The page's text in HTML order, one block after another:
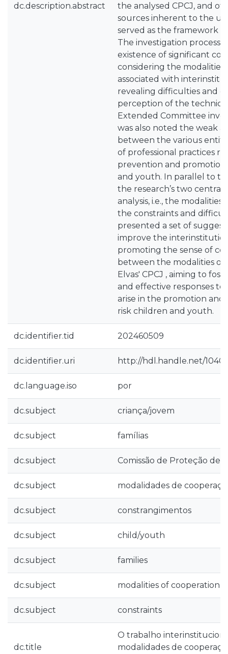
dc.description.abstract
the analysed CPCJ, and
sources inherent to the
served as the framework
The investigation process
existence of significant
considering the modalities
associated with
revealing difficulties and
perception of the
Extended Committee
was also noted the weak
between the various
of professional practices
prevention and
and youth. In parallel to
the research’s two central
analysis, i.e., the
the constraints and
presented a set of
improve the
promoting the sense of
between the modalities of
Elvas' CPCJ , aiming to
and effective responses
arise in the promotion
risk children and youth.
dc.identifier.tid 202460509
dc.identifier.uri http://hdl.handle.net/
dc.language.iso por
dc.subject criança/jovem
dc.subject famílias
dc.subject Comissão de Proteção de
dc.subject modalidades de
dc.subject constrangimentos
dc.subject child/youth
dc.subject families
dc.subject modalities of cooperation
dc.subject constraints
dc.title
O trabalho
modalidades de